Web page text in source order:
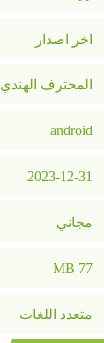
اخر اصدار
المحترف الهندي
android
2023-12-31
مجاني
77 MB
متعدد اللغات